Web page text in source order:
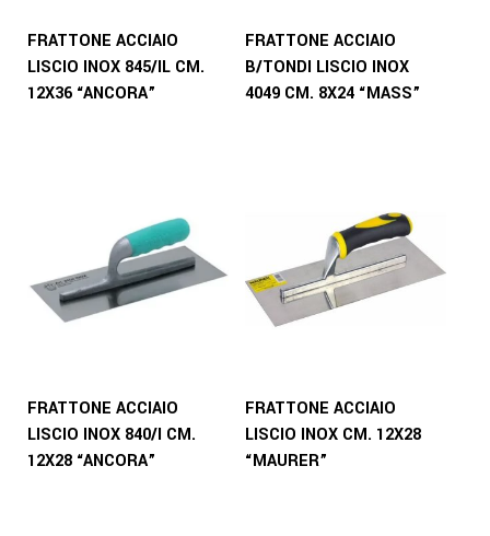
FRATTONE ACCIAIO
LISCIO INOX 845/IL CM.
12X36 “ANCORA”
FRATTONE ACCIAIO
B/TONDI LISCIO INOX
4049 CM. 8X24 “MASS”
FRATTONE ACCIAIO
LISCIO INOX 840/I CM.
12X28 “ANCORA”
FRATTONE ACCIAIO
LISCIO INOX CM. 12X28
“MAURER”